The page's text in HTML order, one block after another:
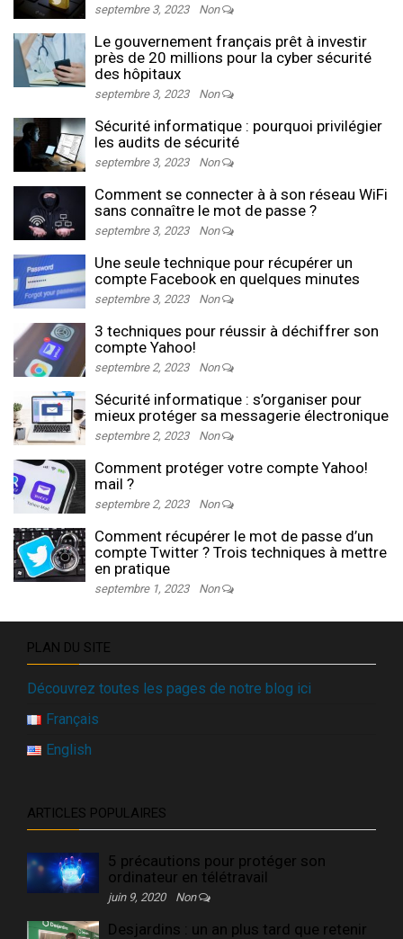
septembre 3, 2023 Non
Le gouvernement français prêt à investir
près de 20 millions pour la cyber sécurité
des hôpitaux
septembre 3, 2023 Non
Sécurité informatique : pourquoi privilégier
les audits de sécurité
septembre 3, 2023 Non
Comment se connecter à à son réseau WiFi
sans connaître le mot de passe ?
septembre 3, 2023 Non
Une seule technique pour récupérer un
compte Facebook en quelques minutes
septembre 3, 2023 Non
3 techniques pour réussir à déchiffrer son
compte Yahoo!
septembre 2, 2023 Non
Sécurité informatique : s’organiser pour
mieux protéger sa messagerie électronique
septembre 2, 2023 Non
Comment protéger votre compte Yahoo!
mail ?
septembre 2, 2023 Non
Comment récupérer le mot de passe d’un
compte Twitter ? Trois techniques à mettre
en pratique
septembre 1, 2023 Non
PLAN DU SITE
Découvrez toutes les pages de notre blog ici
Français
English
ARTICLES POPULAIRES
5 précautions pour protéger son
ordinateur en télétravail
juin 9, 2020 Non
Desjardins : un an plus tard que retenir